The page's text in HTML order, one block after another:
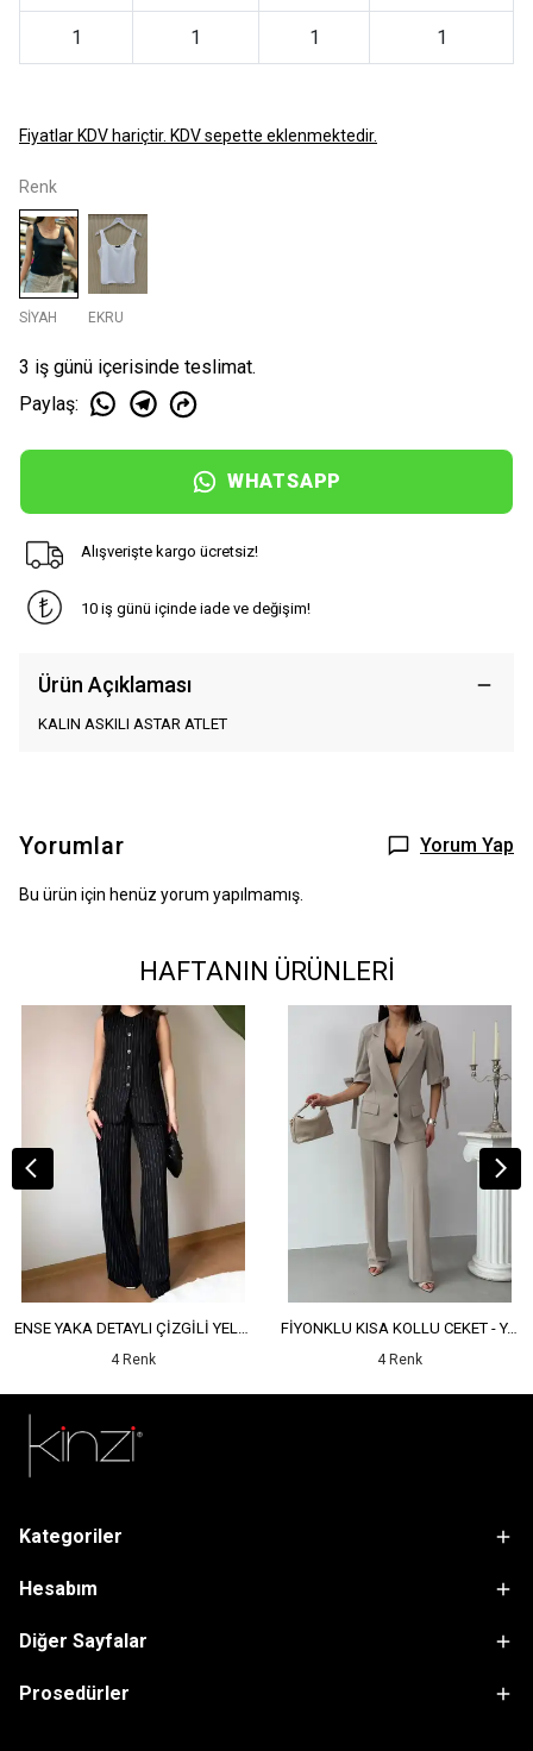
1 1 1 1
Fiyatlar KDV hariçtir. KDV sepette eklenmektedir.
Renk
SİYAH EKRU
3 iş günü içerisinde teslimat.
Paylaş:
WHATSAPP
Alışverişte kargo ücretsiz!
10 iş günü içinde iade ve değişim!
Ürün Açıklaması
KALIN ASKILI ASTAR ATLET
Yorumlar Yorum Yap
Bu ürün için henüz yorum yapılmamış.
HAFTANIN ÜRÜNLERİ
ENSE YAKA DETAYLI ÇİZGİLİ YELEK - YÜKSEK BEL DETAYLI ÇİZGİLİ PANTOLON
4 Renk
FİYONKLU KISA KOLLU CEKET - YÜKSEK BEL SALAŞ PANTOLON
4 Renk
Kategoriler
Hesabım
Diğer Sayfalar
Prosedürler